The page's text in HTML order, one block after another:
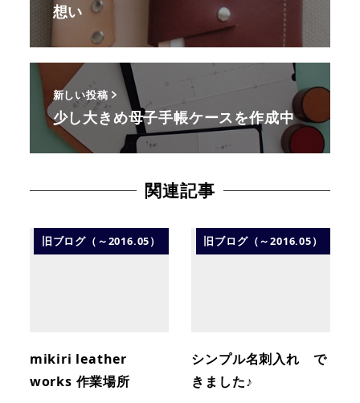
想い
新しい投稿
少し大きめ母子手帳ケースを作成中
関連記事
旧ブログ（～2016.05）
mikiri leather
works 作業場所
旧ブログ（～2016.05）
シンプル名刺入れ で
きました♪